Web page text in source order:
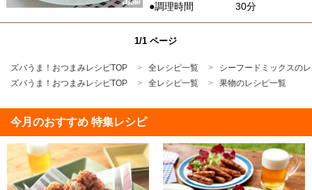
●調理時間
30分
1/1 ページ
ズバうま！おつまみレシピTOP 全レシピ一覧
シーフードミックスの
ズバうま！おつまみレシピTOP
全レシピ一覧 果物のレシピ一覧
今月のおすすめ 特集レシピ